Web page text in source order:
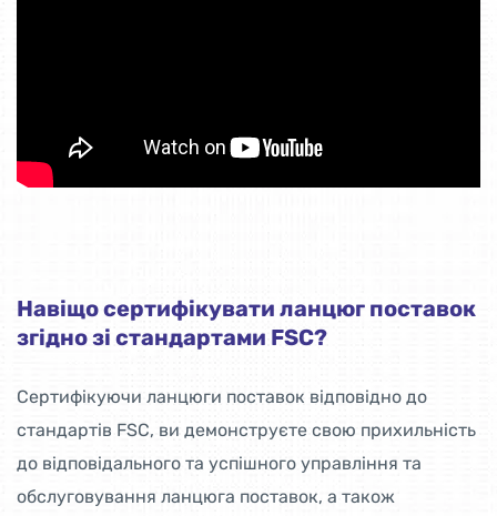
Навіщо сертифікувати ланцюг поставок
згідно зі стандартами FSC?
Сертифікуючи ланцюги поставок відповідно до
стандартів FSC, ви демонструєте свою прихильність
до відповідального та успішного управління та
обслуговування ланцюга поставок, а також